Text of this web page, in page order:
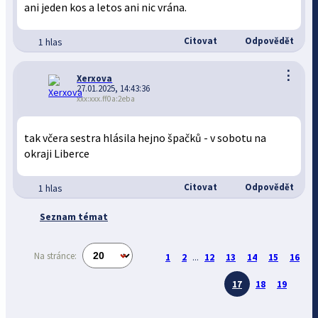
ani jeden kos a letos ani nic vrána.
1 hlas Citovat Odpovědět
⋮
Xerxova
27.01.2025, 14:43:36
xxx:xxx.ff0a:2eba
tak včera sestra hlásila hejno špačků - v sobotu na
okraji Liberce
1 hlas Citovat Odpovědět
Seznam témat
Na stránce: 1 2 ... 12 13 14 15 16
17 18 19